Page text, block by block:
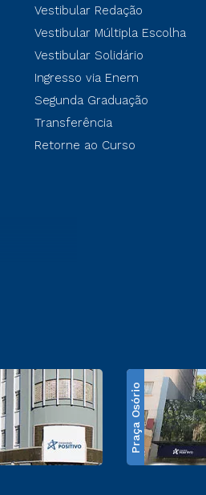
Vestibular Redação
Vestibular Múltipla Escolha
Vestibular Solidário
Ingresso via Enem
Segunda Graduação
Transferência
Retorne ao Curso
Praça Osório